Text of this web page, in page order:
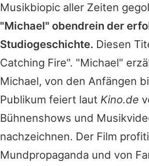
Musikbiopic aller Zeiten
"Michael" obendrein der
Studiogeschichte. Diesen
Catching Fire". "Michael"
Michael, von den Anfängen
Publikum feiert laut Kino.de
Bühnenshows und
nachzeichnen. Der Film
Mundpropaganda und von